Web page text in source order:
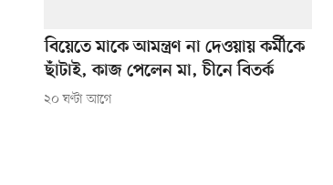
বিয়েতে মাকে আমন্ত্রণ না দেওয়ায় কর্মীকে
ছাঁটাই, কাজ পেলেন মা, চীনে বিতর্ক
২০ ঘণ্টা আগে